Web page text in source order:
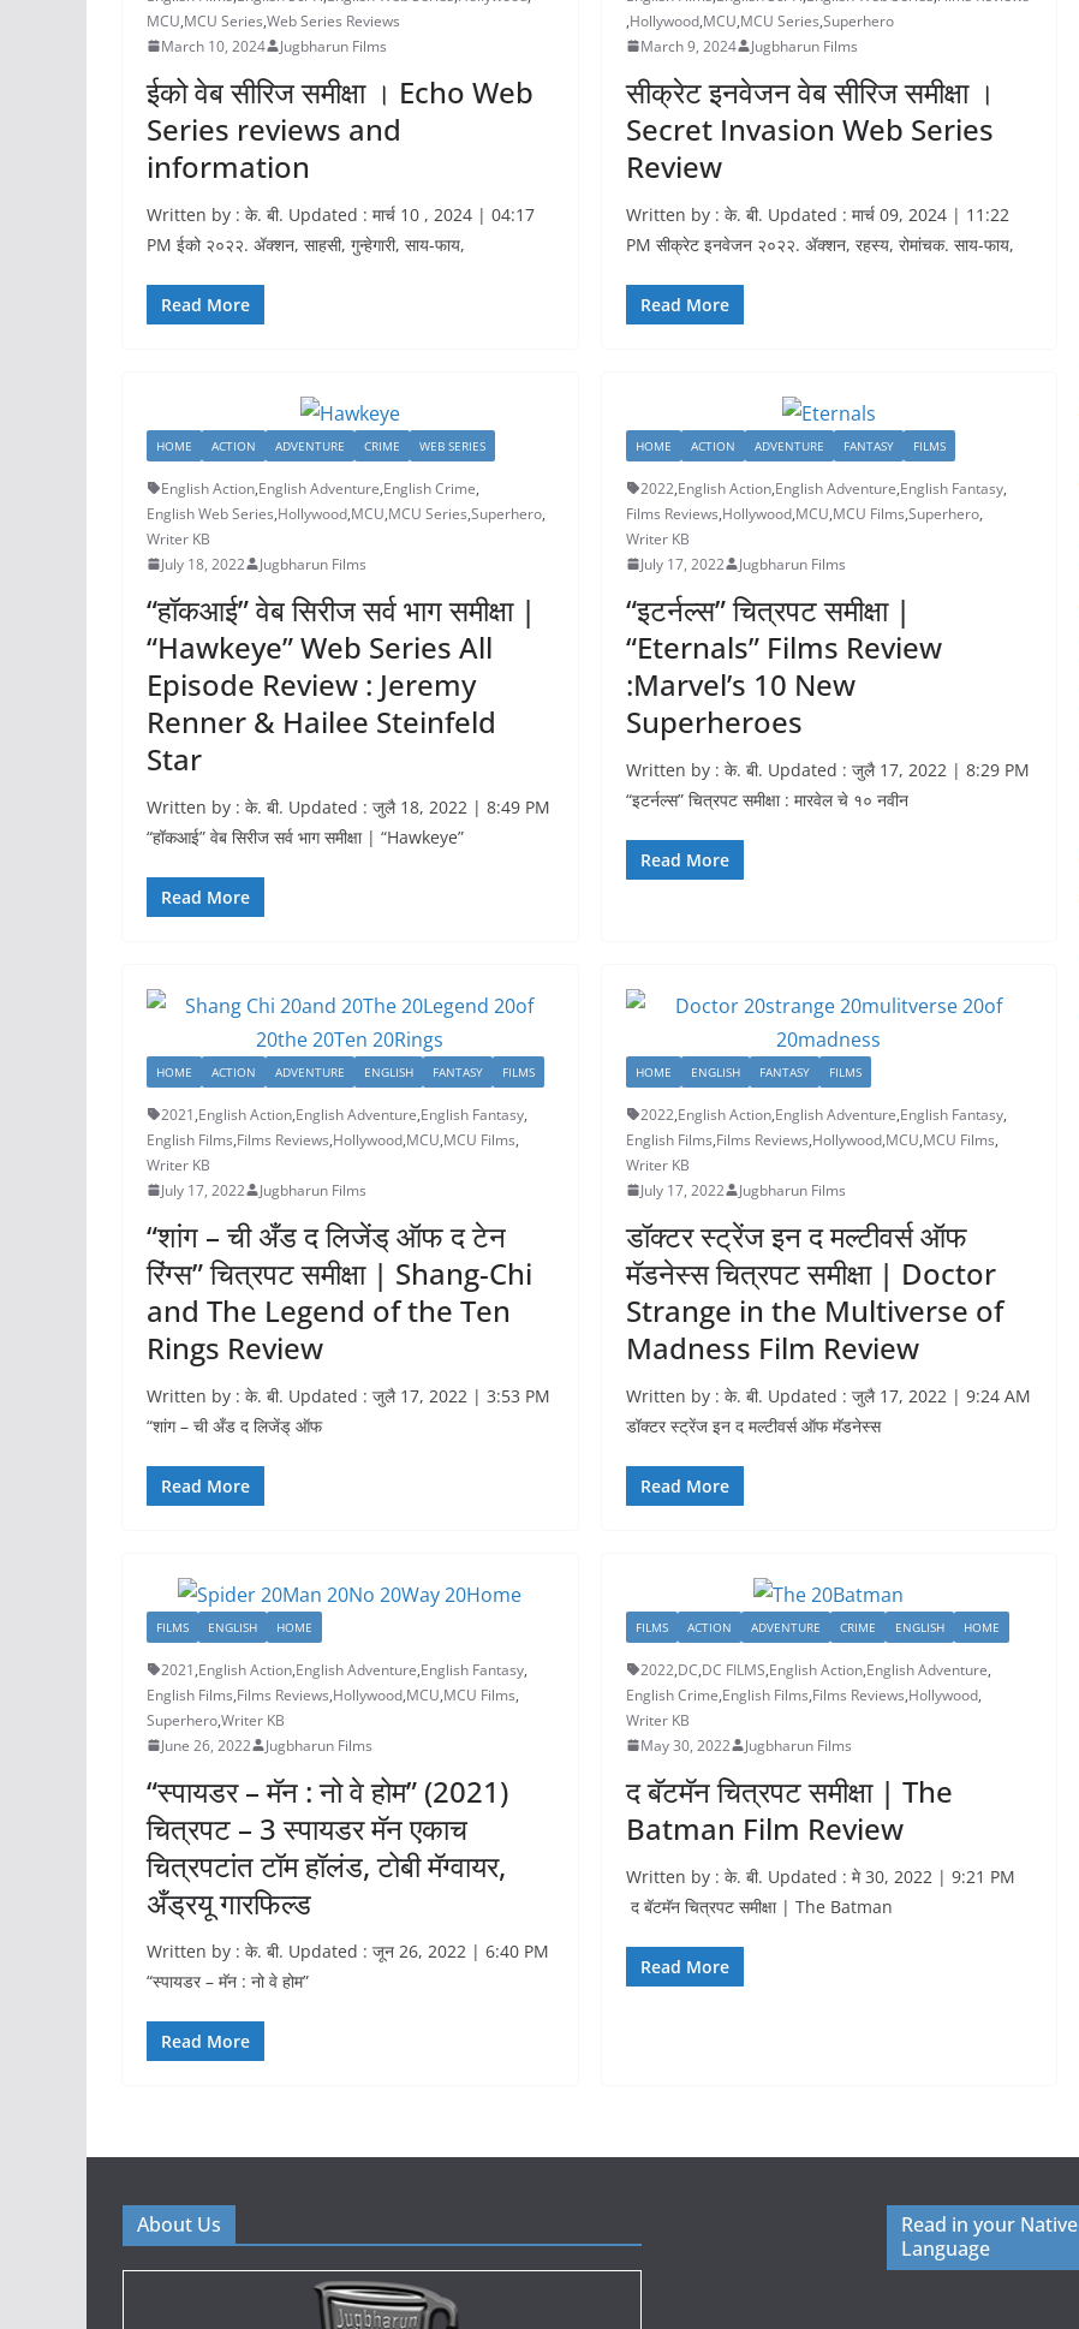
MCU,MCU Series,Web Series Reviews
March 10, 2024
Jugbharun Films
ईको वेब सीरिज समीक्षा । Echo Web
Series reviews and
information
Written by : के. बी. Updated : मार्च 10 , 2024 | 04:17
PM ईको २०२२. ॲक्शन, साहसी, गुन्हेगारी, साय-फाय,
Read More
,Hollywood,MCU,MCU Series,Superhero
March 9, 2024
Jugbharun Films
सीक्रेट इनवेजन वेब सीरिज समीक्षा ।
Secret Invasion Web Series
Review
Written by : के. बी. Updated : मार्च 09, 2024 | 11:22
PM सीक्रेट इनवेजन २०२२. ॲक्शन, रहस्य, रोमांचक. साय-फाय,
Read More
HOME ACTION ADVENTURE CRIME WEB SERIES
English Action,English Adventure,English Crime,
English Web Series,Hollywood,MCU,MCU Series,Superhero,
Writer KB
July 18, 2022
Jugbharun Films
“हॉकआई” वेब सिरीज सर्व भाग समीक्षा |
“Hawkeye” Web Series All
Episode Review : Jeremy
Renner & Hailee Steinfeld
Star
Written by : के. बी. Updated : जुलै 18, 2022 | 8:49 PM
“हॉकआई” वेब सिरीज सर्व भाग समीक्षा | “Hawkeye”
Read More
HOME ACTION ADVENTURE FANTASY FILMS
2022,English Action,English Adventure,English Fantasy,
Films Reviews,Hollywood,MCU,MCU Films,Superhero,
Writer KB
July 17, 2022
Jugbharun Films
“इटर्नल्स” चित्रपट समीक्षा |
“Eternals” Films Review
:Marvel’s 10 New
Superheroes
Written by : के. बी. Updated : जुलै 17, 2022 | 8:29 PM
“इटर्नल्स” चित्रपट समीक्षा : मारवेल चे १० नवीन
Read More
HOME ACTION ADVENTURE ENGLISH FANTASY FILMS
2021,English Action,English Adventure,English Fantasy,
English Films,Films Reviews,Hollywood,MCU,MCU Films,
Writer KB
July 17, 2022
Jugbharun Films
“शांग – ची अँड द लिजेंड् ऑफ द टेन
रिंग्स” चित्रपट समीक्षा | Shang-Chi
and The Legend of the Ten
Rings Review
Written by : के. बी. Updated : जुलै 17, 2022 | 3:53 PM
“शांग – ची अँड द लिजेंड् ऑफ
Read More
HOME ENGLISH FANTASY FILMS
2022,English Action,English Adventure,English Fantasy,
English Films,Films Reviews,Hollywood,MCU,MCU Films,
Writer KB
July 17, 2022
Jugbharun Films
डॉक्टर स्ट्रेंज इन द मल्टीवर्स ऑफ
मॅडनेस्स चित्रपट समीक्षा | Doctor
Strange in the Multiverse of
Madness Film Review
Written by : के. बी. Updated : जुलै 17, 2022 | 9:24 AM
डॉक्टर स्ट्रेंज इन द मल्टीवर्स ऑफ मॅडनेस्स
Read More
FILMS ENGLISH HOME
2021,English Action,English Adventure,English Fantasy,
English Films,Films Reviews,Hollywood,MCU,MCU Films,
Superhero,Writer KB
June 26, 2022
Jugbharun Films
“स्पायडर – मॅन : नो वे होम” (2021)
चित्रपट – 3 स्पायडर मॅन एकाच
चित्रपटांत टॉम हॉलंड, टोबी मॅग्वायर,
अँड्रयू गारफिल्ड
Written by : के. बी. Updated : जून 26, 2022 | 6:40 PM
“स्पायडर – मॅन : नो वे होम”
Read More
FILMS ACTION ADVENTURE CRIME ENGLISH HOME
2022,DC,DC FILMS,English Action,English Adventure,
English Crime,English Films,Films Reviews,Hollywood,
Writer KB
May 30, 2022
Jugbharun Films
द बॅटमॅन चित्रपट समीक्षा | The
Batman Film Review
Written by : के. बी. Updated : मे 30, 2022 | 9:21 PM
द बॅटमॅन चित्रपट समीक्षा | The Batman
Read More
About Us
Read in your Native
Language